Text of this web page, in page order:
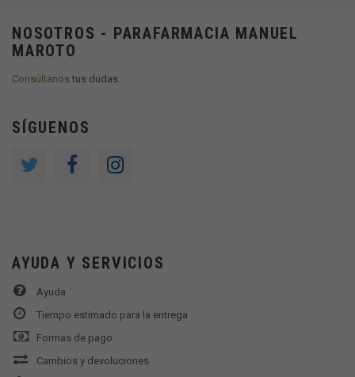
NOSOTROS - PARAFARMACIA MANUEL
MAROTO
Consúltanostus dudas.
SÍGUENOS
AYUDA Y SERVICIOS
Ayuda
Tiempo estimado para la entrega
Formas de pago
Cambios y devoluciones